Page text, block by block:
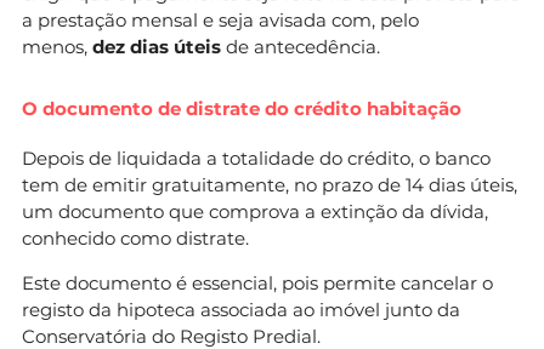
a prestação mensal e seja avisada com, pelo
menos, dez dias úteis de antecedência.
O documento de distrate do crédito habitação
Depois de liquidada a totalidade do crédito, o banco
tem de emitir gratuitamente, no prazo de 14 dias úteis,
um documento que comprova a extinção da dívida,
conhecido como distrate.
Este documento é essencial, pois permite cancelar o
registo da hipoteca associada ao imóvel junto da
Conservatória do Registo Predial.